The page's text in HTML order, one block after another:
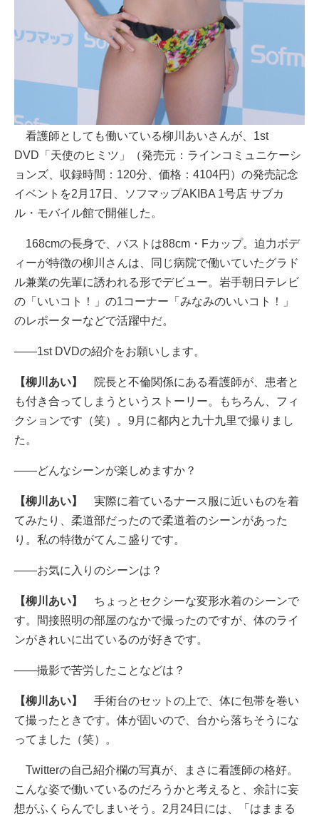
看護師としても働いている柳川あいさんが、1st
DVD「天使のヒミツ」（発売元：ラインコミュニケーシ
ョンズ、収録時間：120分、価格：4104円）の発売記念
イベントを2月17日、ソフマップAKIBA 1号店 サブカ
ル・モバイル館で開催した。
168cmの長身で、バストは88cm・Fカップ。迫力ボデ
ィーが特徴の柳川さんは、同じ病院で働いていたグラド
ル兼業の先輩に誘われる形でデビュー。岩手朝日テレビ
の「いいコト！」の1コーナー「みなみのいいコト！」
のレポーターなどで活躍中だ。
――1st DVDの紹介をお願いします。
【柳川あい】
院長と不倫関係にある看護師が、患者と
も付き合ってしまうというストーリー。もちろん、フィ
クションです（笑）。9月に都内と九十九里で撮りまし
た。
――どんなシーンが楽しめますか？
【柳川あい】
実際に着ているナース服に近いものを着
てみたり、柔道部だったので柔道着のシーンがあった
り。私の特徴がてんこ盛りです。
――お気に入りのシーンは？
【柳川あい】
ちょっとセクシーな変形水着のシーンで
す。間接照明の部屋のなかで撮ったのですが、体のライ
ンがきれいに出ているのが好きです。
――撮影で苦労したことなどは？
【柳川あい】
手術台のセットの上で、体に包帯を巻い
て撮ったときです。体が固いので、台から落ちそうにな
ってました（笑）。
Twitterの自己紹介欄の写真が、まさに看護師の格好。
こんな姿で働いているのだろうかと考えると、余計に妄
想がふくらんでしまいそう。2月24日には、「はままる